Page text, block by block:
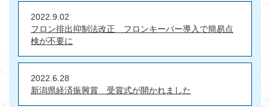
2022.9.02
フロン排出抑制法改正 フロンキーパー導入で簡易点
検が不要に
2022.6.28
新潟県経済振興賞 受賞式が開かれました